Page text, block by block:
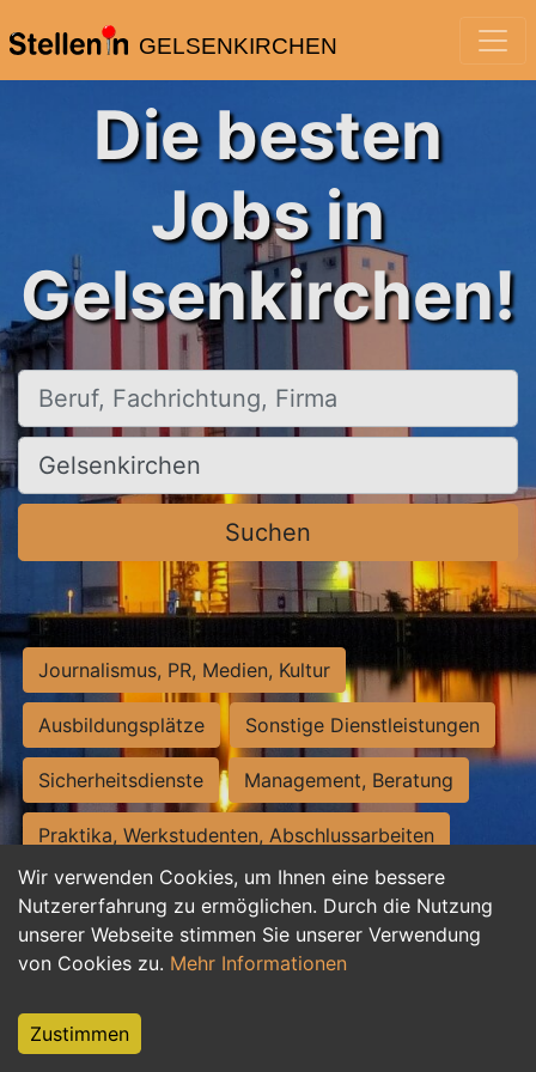
GELSENKIRCHEN
Wir verwenden Cookies, um Ihnen eine bessere
Nutzererfahrung zu ermöglichen. Durch die Nutzung
unserer Webseite stimmen Sie unserer Verwendung
von Cookies zu. Mehr Informationen
Zustimmen
Die besten
Jobs in
Gelsenkirchen!
Beruf, Fachrichtung, Firma
Ort, Stadt
Suchen
Journalismus, PR, Medien, Kultur
Ausbildungsplätze Sonstige Dienstleistungen
Sicherheitsdienste Management, Beratung
Praktika, Werkstudenten, Abschlussarbeiten
Personalwesen Assistenz, Sekretariat
Hilfskräfte, Aushilfs- und Nebenjobs
Weiterbildung, Studium, duale Ausbildung